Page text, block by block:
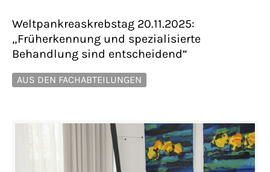
Weltpankreaskrebstag 20.11.2025:
„Früherkennung und spezialisierte
Behandlung sind entscheidend“
AUS DEN FACHABTEILUNGEN